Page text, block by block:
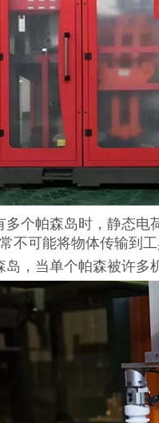
多个帕森岛时，静态电
不可能将物体传输到
岛，当单个帕森被许多